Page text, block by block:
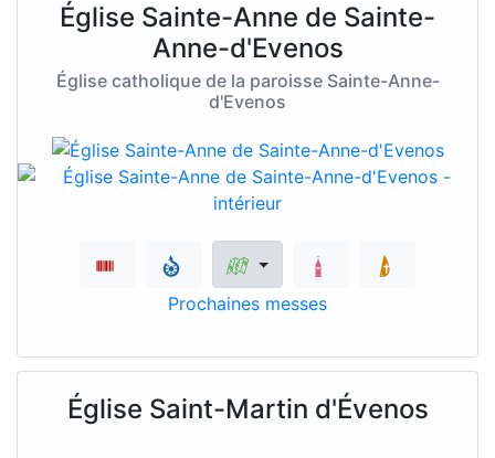
Église Sainte-Anne de Sainte-
Anne-d'Evenos
Église catholique de la paroisse Sainte-Anne-
d'Evenos
Prochaines messes
Église Saint-Martin d'Évenos